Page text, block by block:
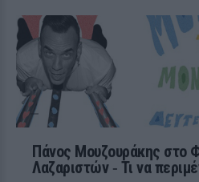
Πάνος Μουζουράκης στο
Λαζαριστών ‑ Τι να